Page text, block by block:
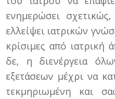
ενημερώσει
ελλείψει ιατρικών
κρίσιμες από ιατρική
δε, η διενέργεια
εξετάσεων μέχρι να
τεκμηριωμένη και